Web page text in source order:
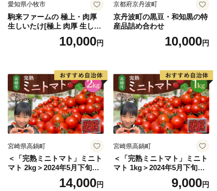
メール：gojo29@support-bpo.com
愛知県小牧市
駒来ファームの 極上・肉厚
生しいたけ[極上 肉厚 生しい
たけ 生シイタケ 生椎茸 安心
安全 国産 採れたて 新鮮 きの
10,000円
京都府京丹波町
京丹波町の黒豆・和知黒の特
産品詰め合わせ
10,000円
宮崎県高鍋町
＜「完熟ミニトマト」ミニト
マト 2kg＞2024年5月下旬迄
に順次出荷 野菜ソムリエサ
ミット アルル・リリカ共に
14,000円
宮崎県高鍋町
＜「完熟ミニトマト」ミニト
マト 1kg＞2024年5月下旬迄
に順次出荷 野菜ソムリエサ
ミット アルル・リリカ共に
9,000円